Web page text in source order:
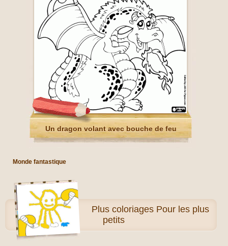
Un dragon volant avec bouche de feu
Monde fantastique
Pluscoloriages Pour les plus
petits